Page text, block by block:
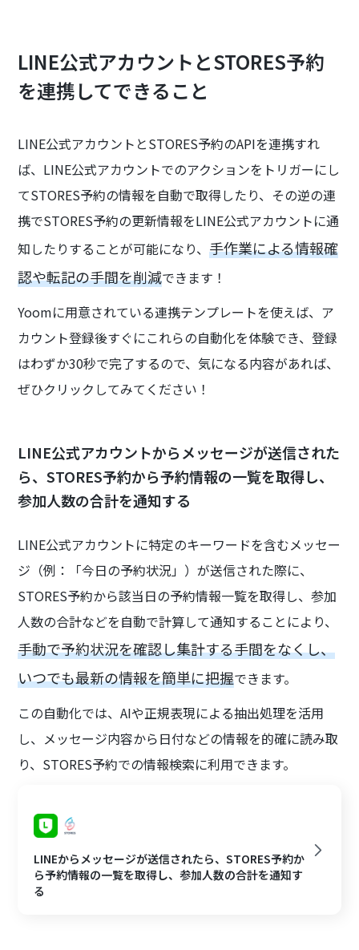
LINE公式アカウントとSTORES予約
を連携してできること
LINE公式アカウントとSTORES予約のAPIを連携すれ
ば、LINE公式アカウントでのアクションをトリガーにし
てSTORES予約の情報を自動で取得したり、その逆の連
携でSTORES予約の更新情報をLINE公式アカウントに通
知したりすることが可能になり、手作業による情報確
認や転記の手間を削減できます！
Yoomに用意されている連携テンプレートを使えば、ア
カウント登録後すぐにこれらの自動化を体験でき、登録
はわずか30秒で完了するので、気になる内容があれば、
ぜひクリックしてみてください！
LINE公式アカウントからメッセージが送信された
ら、STORES予約から予約情報の一覧を取得し、
参加人数の合計を通知する
LINE公式アカウントに特定のキーワードを含むメッセー
ジ（例：「今日の予約状況」）が送信された際に、
STORES予約から該当日の予約情報一覧を取得し、参加
人数の合計などを自動で計算して通知することにより、
手動で予約状況を確認し集計する手間をなくし、
いつでも最新の情報を簡単に把握できます。
この自動化では、AIや正規表現による抽出処理を活用
し、メッセージ内容から日付などの情報を的確に読み取
り、STORES予約での情報検索に利用できます。
LINEからメッセージが送信されたら、STORES予約か
ら予約情報の一覧を取得し、参加人数の合計を通知す
る